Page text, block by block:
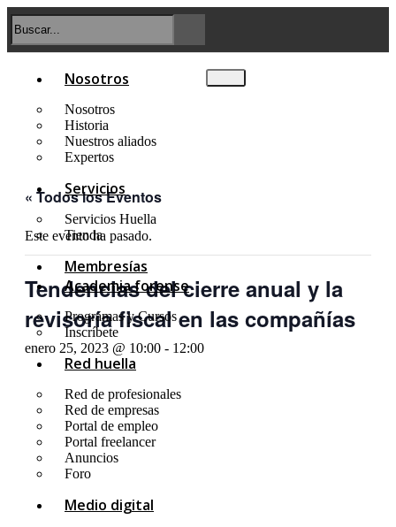
Nosotros
Nosotros
Historia
Nuestros aliados
Expertos
Servicios
Servicios Huella
Tienda
Membresías
Academia forense
Programas y Cursos
Inscríbete
Red huella
Red de profesionales
Red de empresas
Portal de empleo
Portal freelancer
Anuncios
Foro
Medio digital
« Todos los Eventos
Este evento ha pasado.
Tendencias del cierre anual y la
revisoría fiscal en las compañías
enero 25, 2023 @ 10:00 - 12:00